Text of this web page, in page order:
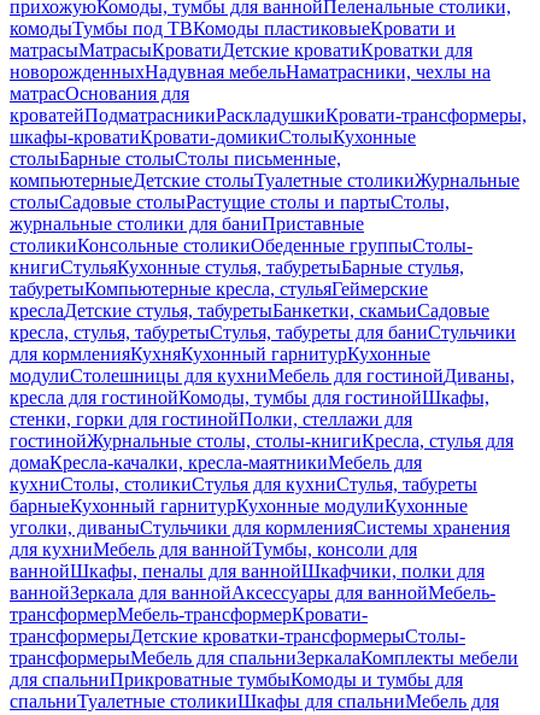
прихожуюКомоды, тумбы для ваннойПеленальные столики,
комодыТумбы под ТВКомоды пластиковыеКровати и
матрасыМатрасыКроватиДетские кроватиКроватки для
новорожденныхНадувная мебельНаматрасники, чехлы на
матрасОснования для
кроватейПодматрасникиРаскладушкиКровати-трансформеры,
шкафы-кроватиКровати-домикиСтолыКухонные
столыБарные столыСтолы письменные,
компьютерныеДетские столыТуалетные столикиЖурнальные
столыСадовые столыРастущие столы и партыСтолы,
журнальные столики для баниПриставные
столикиКонсольные столикиОбеденные группыСтолы-
книгиСтульяКухонные стулья, табуретыБарные стулья,
табуретыКомпьютерные кресла, стульяГеймерские
креслаДетские стулья, табуретыБанкетки, скамьиСадовые
кресла, стулья, табуретыСтулья, табуреты для баниСтульчики
для кормленияКухняКухонный гарнитурКухонные
модулиСтолешницы для кухниМебель для гостинойДиваны,
кресла для гостинойКомоды, тумбы для гостинойШкафы,
стенки, горки для гостинойПолки, стеллажи для
гостинойЖурнальные столы, столы-книгиКресла, стулья для
домаКресла-качалки, кресла-маятникиМебель для
кухниСтолы, столикиСтулья для кухниСтулья, табуреты
барныеКухонный гарнитурКухонные модулиКухонные
уголки, диваныСтульчики для кормленияСистемы хранения
для кухниМебель для ваннойТумбы, консоли для
ваннойШкафы, пеналы для ваннойШкафчики, полки для
ваннойЗеркала для ваннойАксессуары для ваннойМебель-
трансформерМебель-трансформерКровати-
трансформерыДетские кроватки-трансформерыСтолы-
трансформерыМебель для спальниЗеркалаКомплекты мебели
для спальниПрикроватные тумбыКомоды и тумбы для
спальниТуалетные столикиШкафы для спальниМебель для